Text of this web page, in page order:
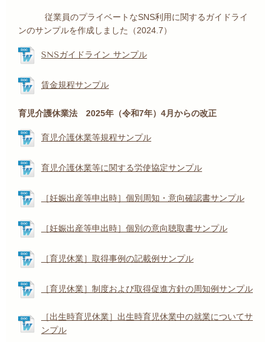
従業員のプライベートなSNS利用に関するガイドライ
ンのサンプルを作成しました（2024.7）
SNSガイドライン サンプル
賃金規程サンプル
育児介護休業法 2025年（令和7年）4月からの改正
育児介護休業等規程サンプル
育児介護休業等に関する労使協定サンプル
［妊娠出産等申出時］個別周知・意向確認書サンプル
［妊娠出産等申出時］個別の意向聴取書サンプル
［育児休業］取得事例の記載例サンプル
［育児休業］制度および取得促進方針の周知例サンプル
［出生時育児休業］出生時育児休業中の就業についてサ
ンプル